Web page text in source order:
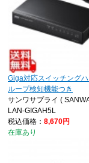
Giga対応スイッチング
ループ検知機能つき
サンワサプライ (
LAN-GIGAH5L
税込価格： 8,670円
在庫あり